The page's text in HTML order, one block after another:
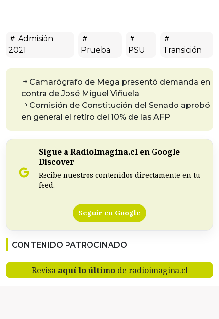
Admisión
2021
Prueba PSU Transición
Camarógrafo de Mega presentó demanda en
contra de José Miguel Viñuela
Comisión de Constitución del Senado aprobó
en general el retiro del 10% de las AFP
Sigue a RadioImagina.cl en Google
Discover
Recibe nuestros contenidos directamente en tu
feed.
Seguir en Google
CONTENIDO PATROCINADO
Revisa aquí lo últimode radioimagina.cl